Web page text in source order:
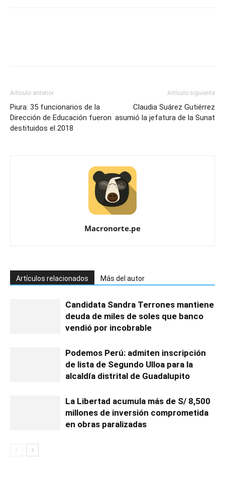
Artículo anterior
Piura: 35 funcionarios de la
Dirección de Educación fueron
destituidos el 2018
Artículo siguiente
Claudia Suárez Gutiérrez
asumió la jefatura de la Sunat
Macronorte.pe
Artículos relacionados Más del autor
Candidata Sandra Terrones mantiene
deuda de miles de soles que banco
vendió por incobrable
Podemos Perú: admiten inscripción
de lista de Segundo Ulloa para la
alcaldía distrital de Guadalupito
La Libertad acumula más de S/ 8,500
millones de inversión comprometida
en obras paralizadas